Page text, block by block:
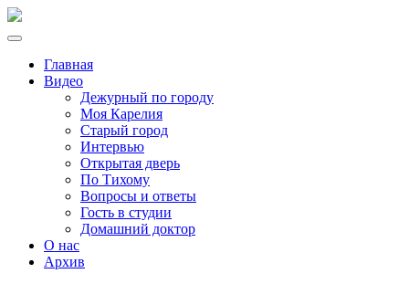
Главная
Видео
Дежурный по городу
Моя Карелия
Старый город
Интервью
Открытая дверь
По Тихому
Вопросы и ответы
Гость в студии
Домашний доктор
О нас
Архив